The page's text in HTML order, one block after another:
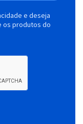
e deseja
os produtos do